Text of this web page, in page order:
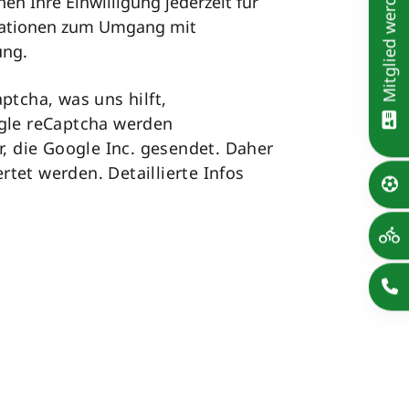
zum Umgang mit
was uns hilft,
reCaptcha werden
die Google Inc. gesendet. Daher
werden. Detaillierte Infos
Mitglied werden!